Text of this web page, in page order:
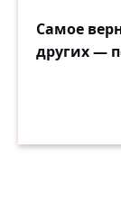
Самое
других —